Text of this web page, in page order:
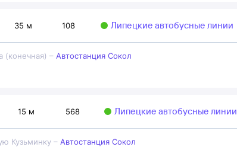
35 м 108 Липецкие автобусные линии
(конечная) – Автостанция Сокол
15 м 568 Липецкие автобусные линии
Кузьминку – Автостанция Сокол